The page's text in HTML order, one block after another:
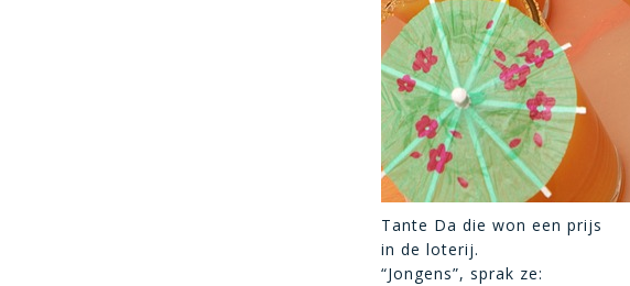
Tante Da die won een prijs
in de loterij.
“Jongens”, sprak ze: